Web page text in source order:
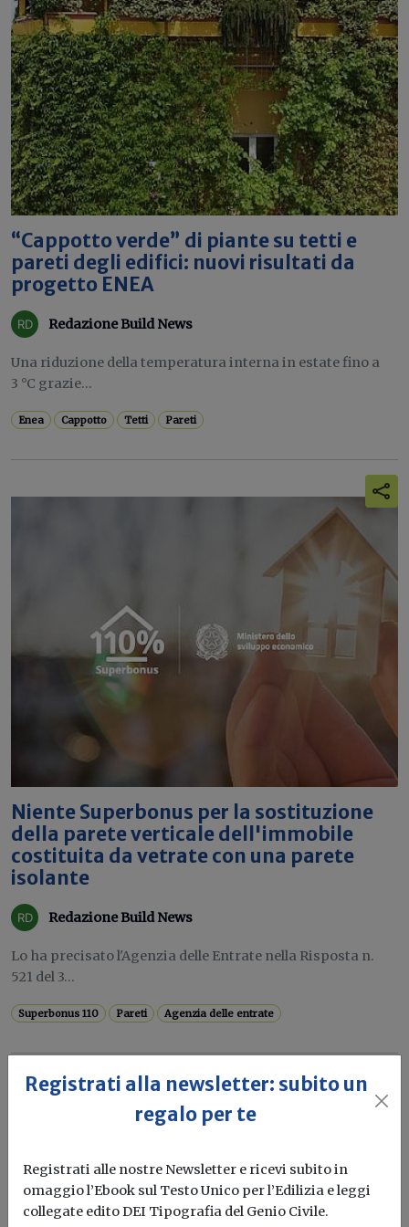
“Cappotto verde” di piante su tetti e
pareti degli edifici: nuovi risultati da
progetto ENEA
Redazione Build News
Una riduzione della temperatura interna in estate fino a
3 °C grazie...
Enea Cappotto Tetti Pareti
Niente Superbonus per la sostituzione
della parete verticale dell'immobile
costituita da vetrate con una parete
isolante
Redazione Build News
Lo ha precisato l'Agenzia delle Entrate nella Risposta n.
521 del 3...
Superbonus 110 Pareti Agenzia delle entrate
Registrati alla newsletter: subito un
regalo per te
Registrati alle nostre Newsletter e ricevi subito in
omaggio l’Ebook sul Testo Unico per l’Edilizia e leggi
collegate edito DEI Tipografia del Genio Civile.